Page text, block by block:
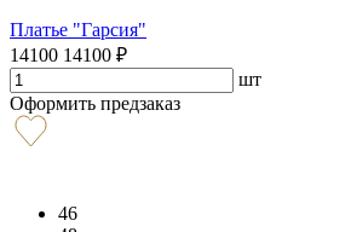
Платье "Гарсия"
14100 14100 ₽
шт
Оформить предзаказ
46